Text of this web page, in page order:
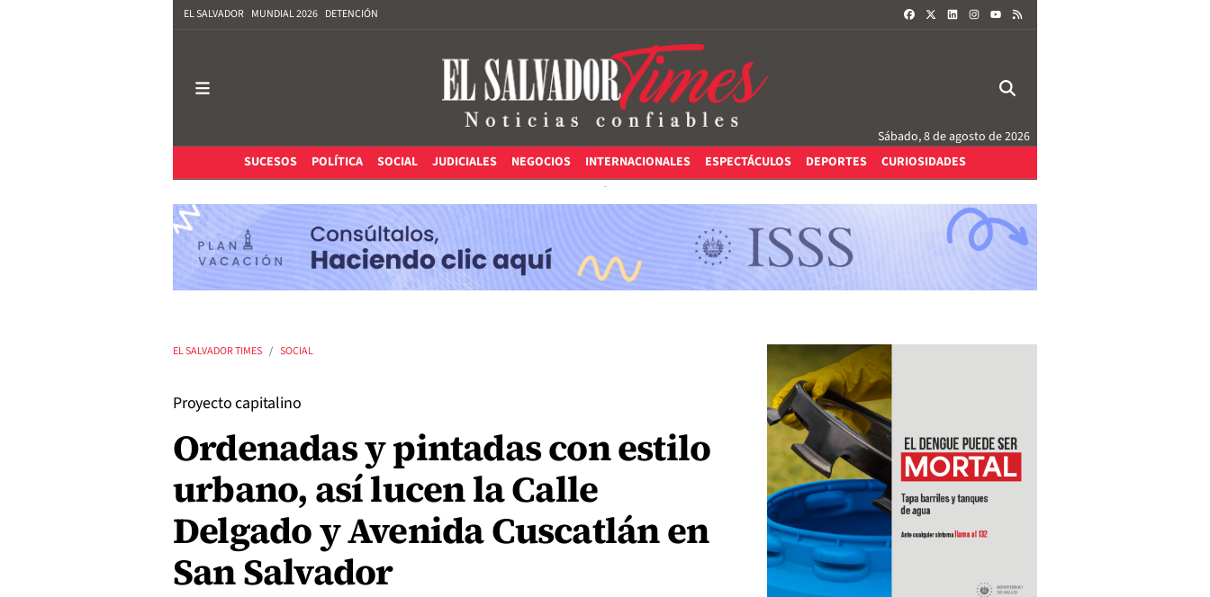
EL SALVADOR MUNDIAL 2026 DETENCIÓN FACEBOOKLINKEDININSTAGRAM
Sábado, 8 de agosto de 2026
SUCESOS
POLÍTICA SOCIAL JUDICIALES NEGOCIOS INTERNACIONALES ESPECTÁCULOS DEPORTES CURIOSIDADES
EL SALVADOR TIMES SOCIAL
Proyecto capitalino
Ordenadas y pintadas con estilo
urbano, así lucen la Calle
Delgado y Avenida Cuscatlán en
San Salvador